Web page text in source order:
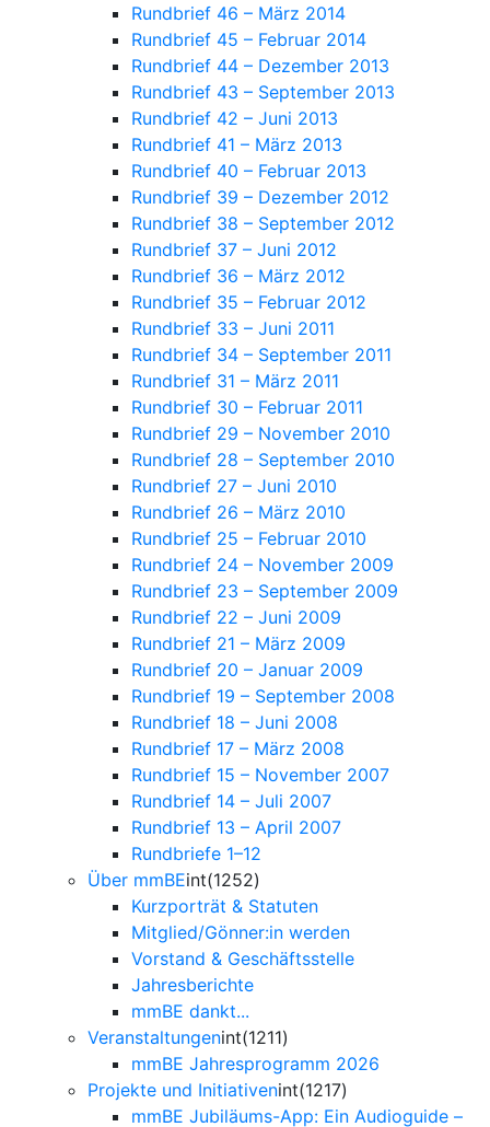
Rundbrief 46 – März 2014
Rundbrief 45 – Februar 2014
Rundbrief 44 – Dezember 2013
Rundbrief 43 – September 2013
Rundbrief 42 – Juni 2013
Rundbrief 41 – März 2013
Rundbrief 40 – Februar 2013
Rundbrief 39 – Dezember 2012
Rundbrief 38 – September 2012
Rundbrief 37 – Juni 2012
Rundbrief 36 – März 2012
Rundbrief 35 – Februar 2012
Rundbrief 33 – Juni 2011
Rundbrief 34 – September 2011
Rundbrief 31 – März 2011
Rundbrief 30 – Februar 2011
Rundbrief 29 – November 2010
Rundbrief 28 – September 2010
Rundbrief 27 – Juni 2010
Rundbrief 26 – März 2010
Rundbrief 25 – Februar 2010
Rundbrief 24 – November 2009
Rundbrief 23 – September 2009
Rundbrief 22 – Juni 2009
Rundbrief 21 – März 2009
Rundbrief 20 – Januar 2009
Rundbrief 19 – September 2008
Rundbrief 18 – Juni 2008
Rundbrief 17 – März 2008
Rundbrief 15 – November 2007
Rundbrief 14 – Juli 2007
Rundbrief 13 – April 2007
Rundbriefe 1–12
Über mmBEint(1252)
Kurzporträt & Statuten
Mitglied/Gönner:in werden
Vorstand & Geschäftsstelle
Jahresberichte
mmBE dankt...
Veranstaltungenint(1211)
mmBE Jahresprogramm 2026
Projekte und Initiativenint(1217)
mmBE Jubiläums-App: Ein Audioguide –